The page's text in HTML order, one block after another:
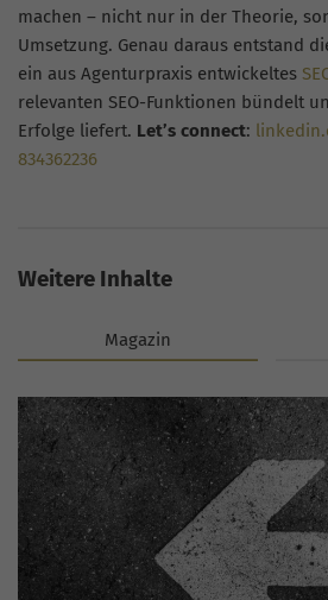
machen – nicht nur in der Theorie,
Umsetzung. Genau daraus entstand
ein aus Agenturpraxis entwickeltes
relevanten SEO-Funktionen bündelt
Erfolge liefert. Let’s connect:
834362236
Weitere Inhalte
Magazin